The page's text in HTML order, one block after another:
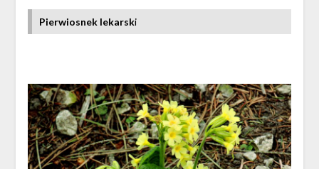
Pierwiosnek lekarski